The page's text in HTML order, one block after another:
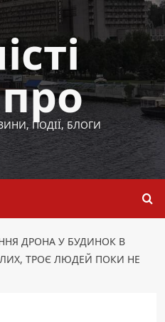
ПОДІЇ, БЛОГИ
ДРОНА У БУДИНОК В
ТРОЄ ЛЮДЕЙ ПОКИ НЕ